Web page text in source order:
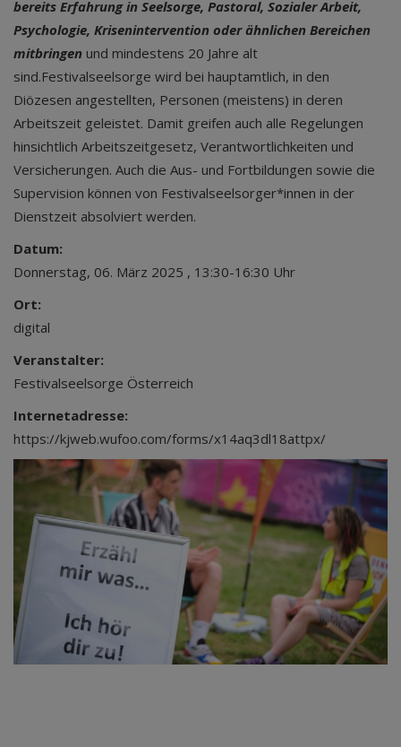
bereits Erfahrung in Seelsorge, Pastoral, Sozialer Arbeit,
Psychologie, Krisenintervention oder ähnlichen Bereichen
mitbringen und mindestens 20 Jahre alt
sind.Festivalseelsorge wird bei hauptamtlich, in den
Diözesen angestellten, Personen (meistens) in deren
Arbeitszeit geleistet. Damit greifen auch alle Regelungen
hinsichtlich Arbeitszeitgesetz, Verantwortlichkeiten und
Versicherungen. Auch die Aus- und Fortbildungen sowie die
Supervision können von Festivalseelsorger*innen in der
Dienstzeit absolviert werden.
Datum:
Donnerstag, 06. März 2025 , 13:30-16:30 Uhr
Ort:
digital
Veranstalter:
Festivalseelsorge Österreich
Internetadresse:
https://kjweb.wufoo.com/forms/x14aq3dl18attpx/